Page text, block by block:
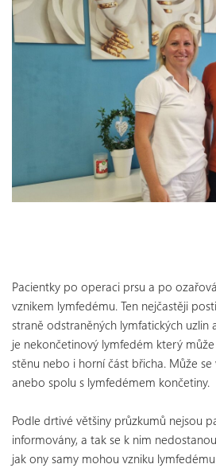
Pacientky po operaci prsu a po
vznikem lymfedému. Ten nejčastěji
straně odstraněných lymfatických uzlin
je nekončetinový lymfedém který
stěnu nebo i horní část břicha. Může
anebo spolu s lymfedémem končetiny.
Podle drtivé většiny průzkumů nejsou
informovány, a tak se k nim
jak ony samy mohou vzniku